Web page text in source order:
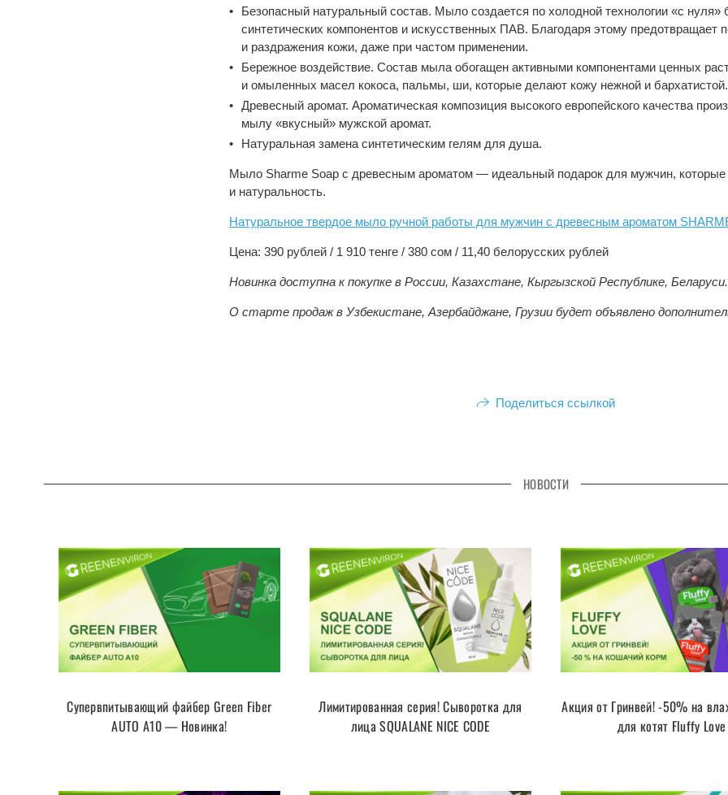
Безопасный натуральный состав. Мыло создается по холодной технологии «с нуля»
синтетических компонентов и искусственных ПАВ. Благодаря этому предотвращает
и раздражения кожи, даже при частом применении.
Бережное воздействие. Состав мыла обогащен активными компонентами ценных
и омыленных масел кокоса, пальмы, ши, которые делают кожу нежной и бархатистой.
Древесный аромат. Ароматическая композиция высокого европейского качества
мылу «вкусный» мужской аромат.
Натуральная замена синтетическим гелям для душа.
Мыло Sharme Soap с древесным ароматом — идеальный подарок для мужчин, которые
и натуральность.
Натуральное твердое мыло ручной работы для мужчин с древесным ароматом
Цена: 390 рублей / 1 910 тенге / 380 сом / 11,40 белорусских рублей
Новинка доступна к покупке в России, Казахстане, Кыргызской Республике, Беларуси.
О старте продаж в Узбекистане, Азербайджане, Грузии будет объявлено
Поделиться ссылкой
НОВОСТИ
Супервпитывающий файбер Green Fiber
AUTO A10 — Новинка!
Лимитированная серия! Сыворотка для
лица SQUALANE NICE CODE
Акция от Гринвей! -50% на
для котят Fluffy Love